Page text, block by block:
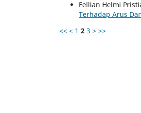
Fellian Helmi
Terhadap Arus
<< < 1 2 3 > >>